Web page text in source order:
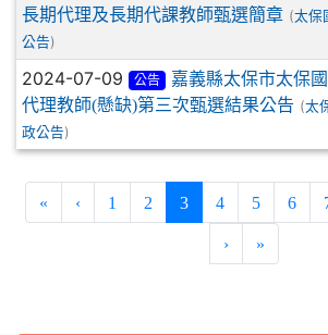
長期代理及長期代課教師甄選簡章 (太保
公告)
2024-07-09 公告
嘉義縣太保市太保
代理教師(懸缺)第三次甄選結果公告 (太
政公告)
« ‹ 1 2 3(current)
4 5 6
› »